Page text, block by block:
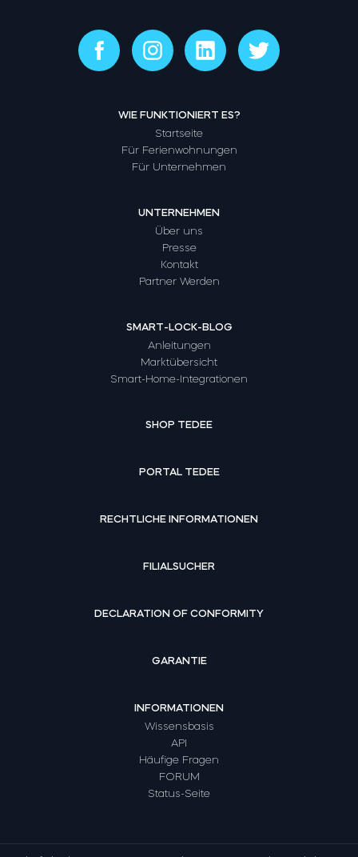
WIE FUNKTIONIERT ES?
Startseite
Für Ferienwohnungen
Für Unternehmen
UNTERNEHMEN
Über uns
Presse
Kontakt
Partner Werden
SMART-LOCK-BLOG
Anleitungen
Marktübersicht
Smart-Home-Integrationen
SHOP TEDEE
PORTAL TEDEE
RECHTLICHE INFORMATIONEN
FILIALSUCHER
DECLARATION OF CONFORMITY
GARANTIE
INFORMATIONEN
Wissensbasis
API
Häufige Fragen
FORUM
Status-Seite